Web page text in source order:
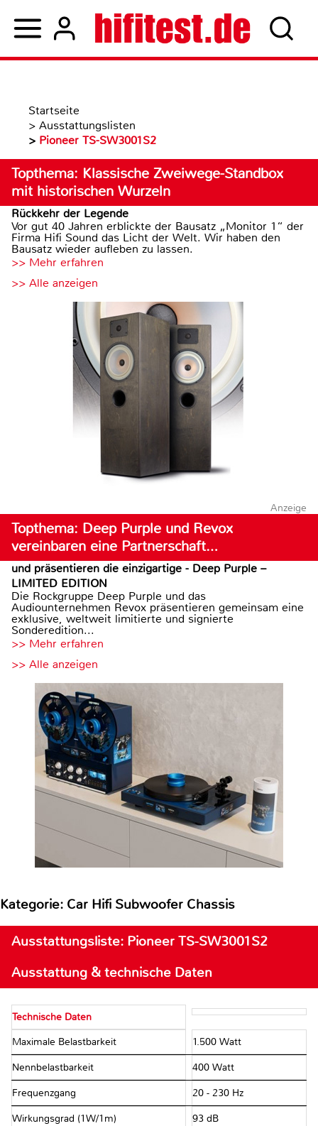
Startseite
> Ausstattungslisten
> Pioneer TS-SW3001S2
Topthema: Klassische Zweiwege-Standbox
mit historischen Wurzeln
Rückkehr der Legende
Vor gut 40 Jahren erblickte der Bausatz „Monitor 1“ der
Firma Hifi Sound das Licht der Welt. Wir haben den
Bausatz wieder aufleben zu lassen.
>> Mehr erfahren
>> Alle anzeigen
Anzeige
Topthema: Deep Purple und Revox
vereinbaren eine Partnerschaft…
und präsentieren die einzigartige - Deep Purple –
LIMITED EDITION
Die Rockgruppe Deep Purple und das
Audiounternehmen Revox präsentieren gemeinsam eine
exklusive, weltweit limitierte und signierte
Sonderedition...
>> Mehr erfahren
>> Alle anzeigen
Kategorie: Car Hifi Subwoofer Chassis
Ausstattungsliste: Pioneer TS-SW3001S2
Ausstattung & technische Daten
Technische Daten
Maximale Belastbarkeit 1.500 Watt
Nennbelastbarkeit 400 Watt
Frequenzgang 20 - 230 Hz
Wirkungsgrad (1W/1m) 93 dB